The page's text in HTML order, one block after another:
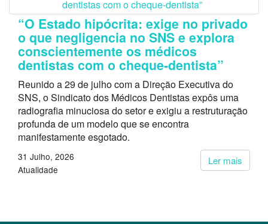
“O Estado hipócrita: exige no privado
o que negligencia no SNS e explora
conscientemente os médicos
dentistas com o cheque-dentista”
Reunido a 29 de julho com a Direção Executiva do
SNS, o Sindicato dos Médicos Dentistas expôs uma
radiografia minuciosa do setor e exigiu a restruturação
profunda de um modelo que se encontra
manifestamente esgotado.
Ler mais
31 Julho, 2026
Atualidade